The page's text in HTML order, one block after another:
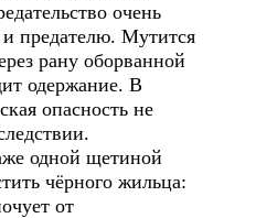
очень
предателю. Мутится
рану оборванной
одержание. В
опасность не
одной щетиной
чёрного жильца:
от